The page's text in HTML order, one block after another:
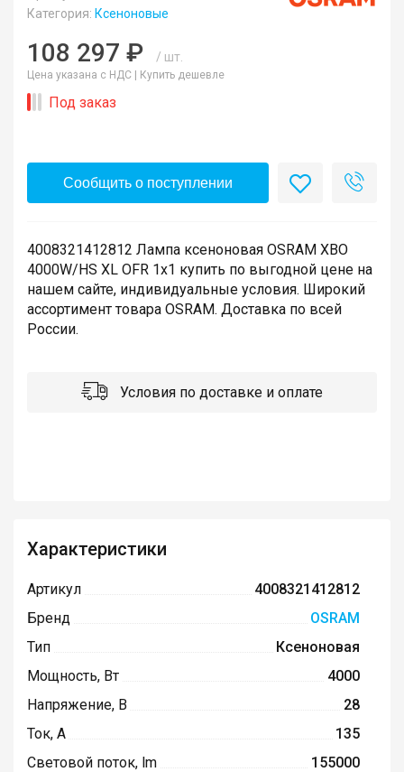
Категория: Ксеноновые
108 297 ₽ / шт.
Цена указана с НДС | Купить дешевле
Под заказ
Сообщить о поступлении
4008321412812 Лампа ксеноновая OSRAM XBO
4000W/HS XL OFR 1x1 купить по выгодной цене на
нашем сайте, индивидуальные условия. Широкий
ассортимент товара OSRAM. Доставка по всей
России.
Условия по доставке и оплате
Характеристики
Артикул
4008321412812
Бренд
OSRAM
Тип
Ксеноновая
Мощность, Вт
4000
Напряжение, В
28
Ток, А
135
Световой поток, lm
155000